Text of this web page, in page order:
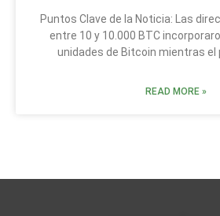
Puntos Clave de la Noticia: Las
entre 10 y 10.000 BTC
unidades de Bitcoin mientras el
READ MORE »